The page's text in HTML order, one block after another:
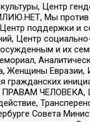
Центр
Мы
поддержки и
Центр
и их
Женщины Евразии,
ЧЕЛОВЕКА,
Совета